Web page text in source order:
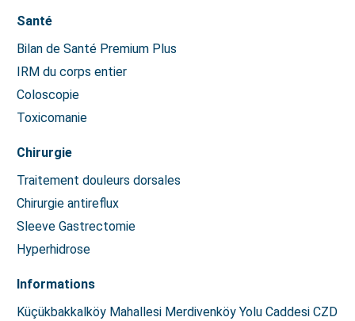
Santé
Bilan de Santé Premium Plus
IRM du corps entier
Coloscopie
Toxicomanie
Chirurgie
Traitement douleurs dorsales
Chirurgie antireflux
Sleeve Gastrectomie
Hyperhidrose
Informations
Küçükbakkalköy Mahallesi Merdivenköy Yolu Caddesi CZD